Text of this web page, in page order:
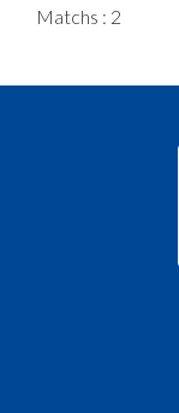
Matchs : 2